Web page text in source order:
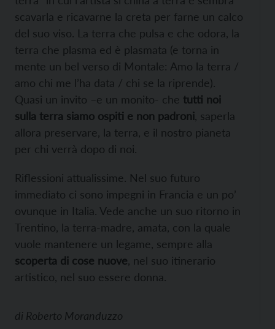
scavarla e ricavarne la creta per farne un calco
del suo viso. La terra che pulsa e che odora, la
terra che plasma ed è plasmata (e torna in
mente un bel verso di Montale: Amo la terra /
amo chi me l’ha data / chi se la riprende).
Quasi un invito –e un monito- che tutti noi
sulla terra siamo ospiti e non padroni , saperla
allora preservare, la terra, e il nostro pianeta
per chi verrà dopo di noi.
Riflessioni attualissime. Nel suo futuro
immediato ci sono impegni in Francia e un po’
ovunque in Italia. Vede anche un suo ritorno in
Trentino, la terra-madre, amata, con la quale
vuole mantenere un legame, sempre alla
scoperta di cose nuove , nel suo itinerario
artistico, nel suo essere donna.
di Roberto Moranduzzo